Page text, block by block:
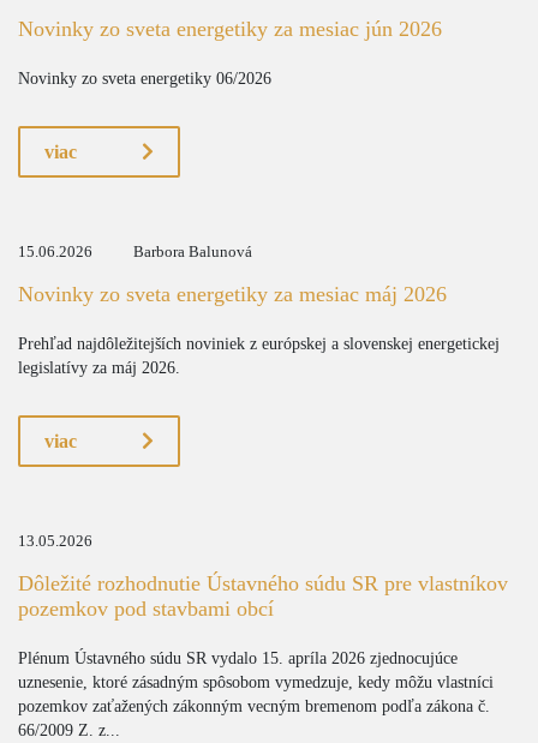
Novinky zo sveta energetiky za mesiac jún 2026
Novinky zo sveta energetiky 06/2026
viac
15.06.2026 Barbora Balunová
Novinky zo sveta energetiky za mesiac máj 2026
Prehľad najdôležitejších noviniek z európskej a slovenskej energetickej
legislatívy za máj 2026.
viac
13.05.2026
Dôležité rozhodnutie Ústavného súdu SR pre vlastníkov
pozemkov pod stavbami obcí
Plénum Ústavného súdu SR vydalo 15. apríla 2026 zjednocujúce
uznesenie, ktoré zásadným spôsobom vymedzuje, kedy môžu vlastníci
pozemkov zaťažených zákonným vecným bremenom podľa zákona č.
66/2009 Z. z...